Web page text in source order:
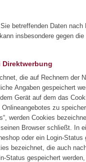
betreffenden Daten
insbesondere gegen
die auf Rechnern der
Angaben gespeichert
Gerät auf dem das
zu
werden Cookies
Browser schließt. In
oder ein Login-
bezeichnet, die auch
Status gespeichert